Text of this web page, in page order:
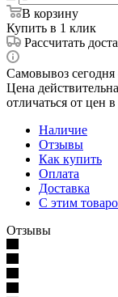
В корзину
Купить в 1 клик
Рассчитать
Самовывоз сегодня
Цена
отличаться от цен
Наличие
Отзывы
Как купить
Оплата
Доставка
С этим
Отзывы